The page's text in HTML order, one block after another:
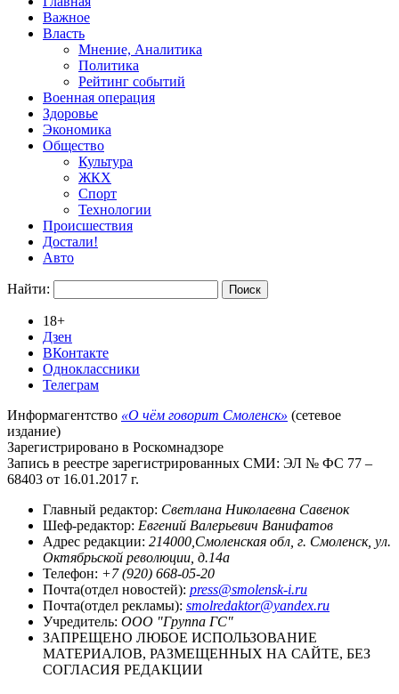
Важное
Власть
Мнение, Аналитика
Политика
Рейтинг событий
Военная операция
Здоровье
Экономика
Общество
Культура
ЖКХ
Спорт
Технологии
Происшествия
Достали!
Авто
Найти:
18+
Дзен
ВКонтакте
Одноклассники
Телеграм
Информагентство «О чём говорит Смоленск» (сетевое
издание)
Зарегистрировано в Роскомнадзоре
Запись в реестре зарегистрированных СМИ: ЭЛ № ФС 77 –
68403 от 16.01.2017 г.
Главный редактор: Светлана Николаевна Савенок
Шеф-редактор: Евгений Валерьевич Ванифатов
Адрес редакции: 214000,Смоленская обл, г. Смоленск, ул.
Октябрьской революции, д.14а
Телефон: +7 (920) 668-05-20
Почта(отдел новостей): press@smolensk-i.ru
Почта(отдел рекламы): smolredaktor@yandex.ru
Учредитель: ООО "Группа ГС"
ЗАПРЕЩЕНО ЛЮБОЕ ИСПОЛЬЗОВАНИЕ
МАТЕРИАЛОВ, РАЗМЕЩЕННЫХ НА САЙТЕ, БЕЗ
СОГЛАСИЯ РЕДАКЦИИ